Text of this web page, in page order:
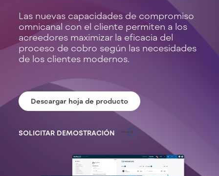
Las nuevas capacidades de compromiso
omnicanal con el cliente permiten a los
acreedores maximizar la eficacia del
proceso de cobro según las necesidades
de los clientes modernos.
Descargar hoja de producto
SOLICITAR DEMOSTRACIÓN